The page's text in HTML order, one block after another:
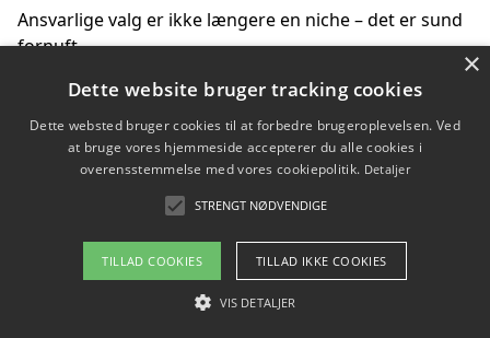
Ansvarlige valg er ikke længere en niche – det er sund
fornuft
Sådan kan du handle bæredygtigt og bestil med
faktura
Om / kontakt
Blog Betingelser
×
Dette website bruger tracking cookies
Dette websted bruger cookies til at forbedre brugeroplevelsen. Ved
at bruge vores hjemmeside accepterer du alle cookies i
overensstemmelse med vores cookiepolitik. Detaljer
STRENGT NØDVENDIGE
TILLAD COOKIES TILLAD IKKE COOKIES
VIS DETALJER